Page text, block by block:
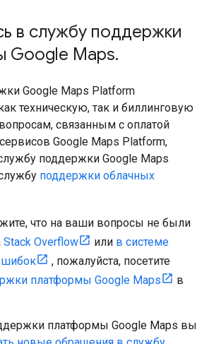
в службу поддержки
Google Maps.
Google Maps Platform
техническую, так и биллинговую
связанным с оплатой
Google Maps Platform,
поддержки Google Maps
поддержки облачных
что на ваши вопросы не были
Stack Overflow или в системе
, пожалуйста, посетите
платформы Google Maps
в
платформы Google Maps вы